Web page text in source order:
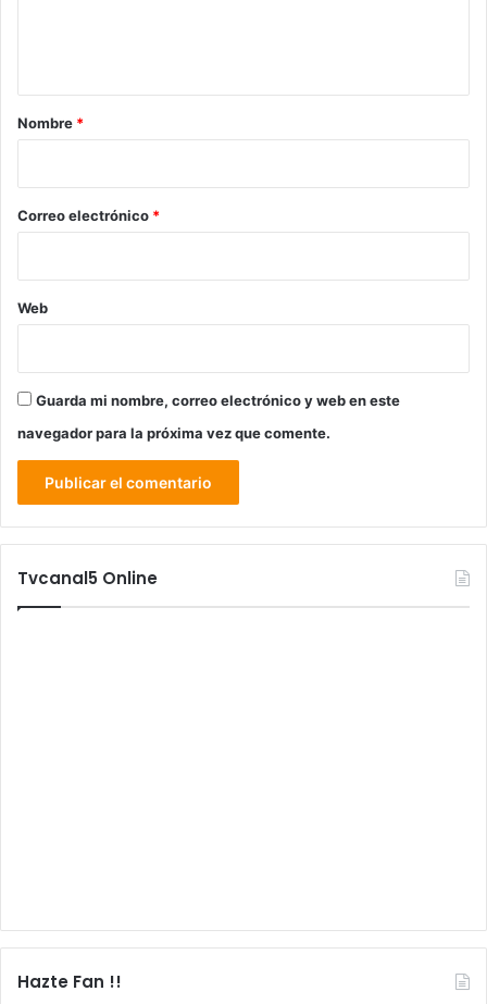
r
*
Nombre *
Correo electrónico *
Web
Guarda mi nombre, correo electrónico y web en este
navegador para la próxima vez que comente.
Tvcanal5 Online
Hazte Fan !!